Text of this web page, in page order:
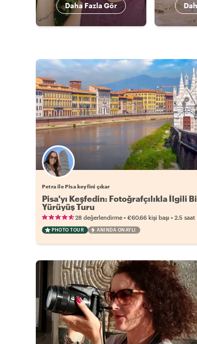
Daha Fazla Gör
Petra ile Pisa keyfini çıkar
Pisa'yı Keşfedin: Fotoğrafçılıkla İlgili
Yürüyüş Turu
28 değerlendirme • €60.66 kişi başı • 2.5 saat
PHOTO TOUR ANINDA ONAYLI